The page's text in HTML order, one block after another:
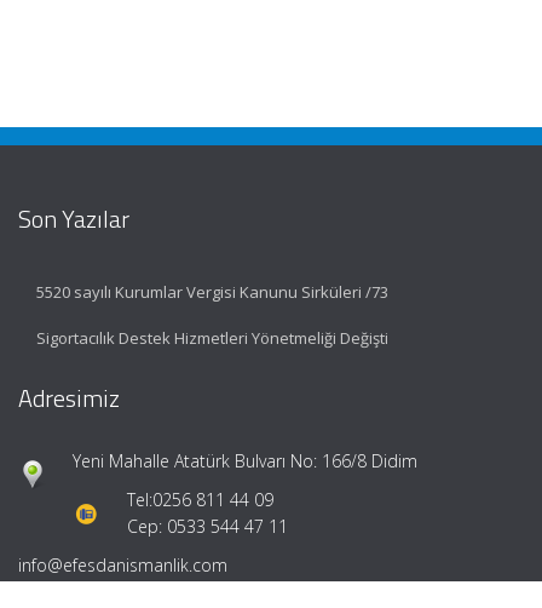
Son Yazılar
5520 sayılı Kurumlar Vergisi Kanunu Sirküleri /73
Sigortacılık Destek Hizmetleri Yönetmeliği Değişti
Adresimiz
Yeni Mahalle Atatürk Bulvarı No: 166/8 Didim
Tel:0256 811 44 09
Cep: 0533 544 47 11
info@efesdanismanlik.com